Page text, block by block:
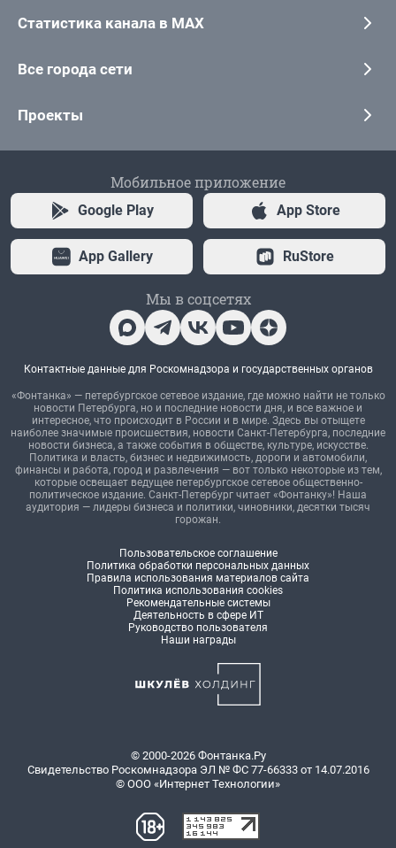
Статистика канала в MAX
Все города сети
Проекты
Мобильное приложение
Google Play App Store
App Gallery RuStore
Мы в соцсетях
Контактные данные для Роскомнадзора и государственных органов
«Фонтанка» — петербургское сетевое издание, где можно найти не только
новости Петербурга, но и последние новости дня, и все важное и
интересное, что происходит в России и в мире. Здесь вы отыщете
наиболее значимые происшествия, новости Санкт-Петербурга, последние
новости бизнеса, а также события в обществе, культуре, искусстве.
Политика и власть, бизнес и недвижимость, дороги и автомобили,
финансы и работа, город и развлечения — вот только некоторые из тем,
которые освещает ведущее петербургское сетевое общественно-
политическое издание. Санкт-Петербург читает «Фонтанку»! Наша
аудитория — лидеры бизнеса и политики, чиновники, десятки тысяч
горожан.
Пользовательское соглашение
Политика обработки персональных данных
Правила использования материалов сайта
Политика использования cookies
Рекомендательные системы
Деятельность в сфере ИТ
Руководство пользователя
Наши награды
© 2000-2026 Фонтанка.Ру
Свидетельство Роскомнадзора ЭЛ № ФС 77-66333 от 14.07.2016
© ООО «Интернет Технологии»